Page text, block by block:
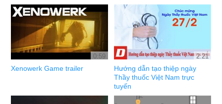
0:59
Xenowerk Game trailer
2:21
Hướng dẫn tạo thiệp ngày
Thầy thuốc Việt Nam trực
tuyến